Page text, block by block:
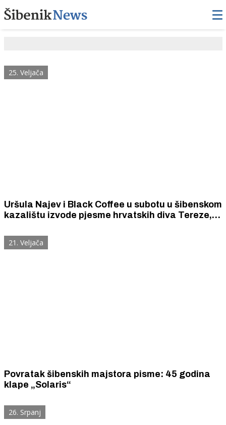
25. Veljača
Uršula Najev i Black Coffee u subotu u šibenskom
kazalištu izvode pjesme hrvatskih diva Tereze,
21. Veljača
Povratak šibenskih majstora pisme: 45 godina
klape „Solaris“
26. Srpanj